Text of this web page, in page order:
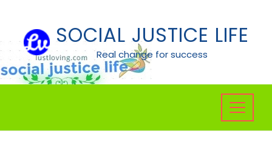
content
SOCIAL JUSTICE LIFE
Real change for success